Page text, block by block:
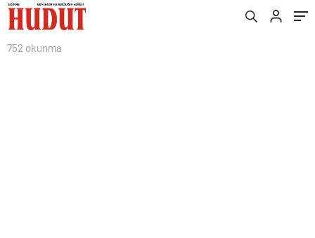
752 okunma